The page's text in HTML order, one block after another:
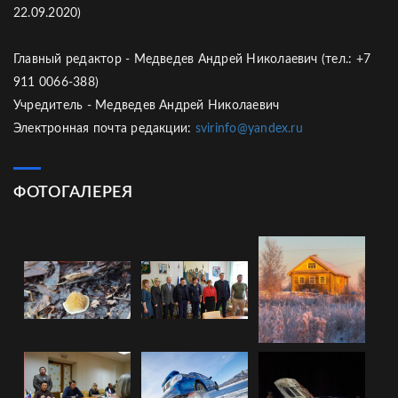
22.09.2020)
Главный редактор - Медведев Андрей Николаевич (тел.: +7
911 0066-388)
Учредитель - Медведев Андрей Николаевич
Электронная почта редакции: svirinfo@yandex.ru
ФОТОГАЛЕРЕЯ